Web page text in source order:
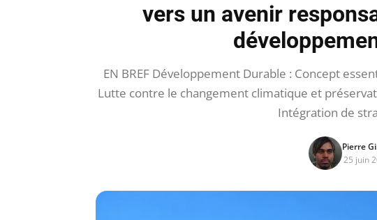
vers un avenir
EN BREF Développement Durable : Concept
Lutte contre le changement climatique et
Intégration de
Pierre
25 juin